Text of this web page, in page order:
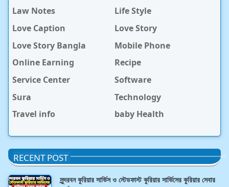
Law Notes
Life Style
Love Caption
Love Story
Love Story Bangla
Mobile Phone
Online Earning
Recipe
Service Center
Software
Sura
Technology
Travel info
baby Health
RECENT POST
সুন্দরবন কুরিয়ার সার্ভিস ও স্টেডফাস্ট কুরিয়ার সার্ভিসের কুরিয়ার সেবার